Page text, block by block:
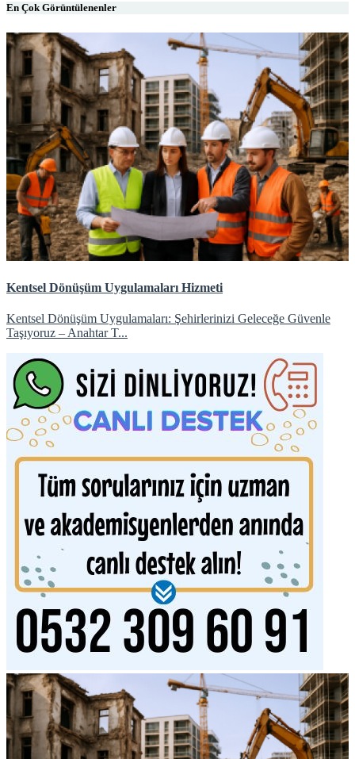
En Çok Görüntülenenler
Kentsel Dönüşüm Uygulamaları Hizmeti
Kentsel Dönüşüm Uygulamaları: Şehirlerinizi Geleceğe Güvenle
Taşıyoruz – Anahtar T...